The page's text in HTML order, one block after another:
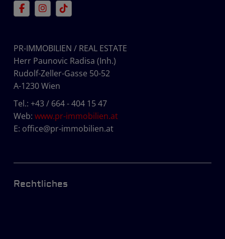
PR-IMMOBILIEN / REAL ESTATE
Herr Paunovic Radisa (Inh.)
Rudolf-Zeller-Gasse 50-52
A-1230 Wien
Tel.: +43 / 664 - 404 15 47
Web: www.pr-immobilien.at
E: office@pr-immobilien.at
Rechtliches